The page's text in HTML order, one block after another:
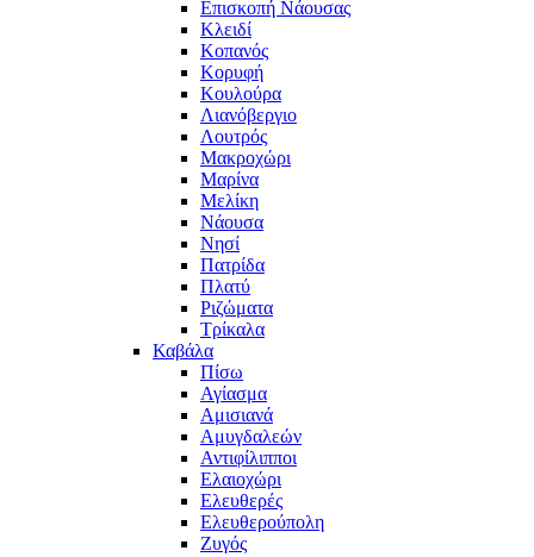
Επισκοπή Νάουσας
Κλειδί
Κοπανός
Κορυφή
Κουλούρα
Λιανόβεργιο
Λουτρός
Μακροχώρι
Μαρίνα
Μελίκη
Νάουσα
Νησί
Πατρίδα
Πλατύ
Ριζώματα
Τρίκαλα
Καβάλα
Πίσω
Αγίασμα
Αμισιανά
Αμυγδαλεών
Αντιφίλιπποι
Ελαιοχώρι
Ελευθερές
Ελευθερούπολη
Ζυγός